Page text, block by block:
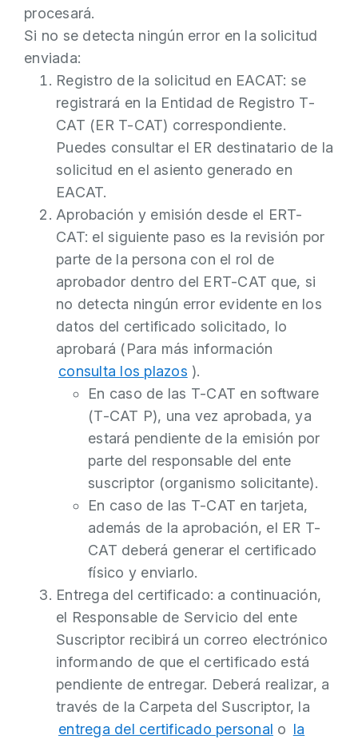
procesará.
Si no se detecta ningún error en la solicitud
enviada:
Registro de la solicitud en EACAT: se
registrará en la Entidad de Registro T-
CAT (ER T-CAT) correspondiente.
Puedes consultar el ER destinatario de la
solicitud en el asiento generado en
EACAT.
Aprobación y emisión desde el ERT-
CAT: el siguiente paso es la revisión por
parte de la persona con el rol de
aprobador dentro del ERT-CAT que, si
no detecta ningún error evidente en los
datos del certificado solicitado, lo
aprobará (Para más información
consulta los plazos ).
En caso de las T-CAT en software
(T-CAT P), una vez aprobada, ya
estará pendiente de la emisión por
parte del responsable del ente
suscriptor (organismo solicitante).
En caso de las T-CAT en tarjeta,
además de la aprobación, el ER T-
CAT deberá generar el certificado
físico y enviarlo.
Entrega del certificado: a continuación,
el Responsable de Servicio del ente
Suscriptor recibirá un correo electrónico
informando de que el certificado está
pendiente de entregar. Deberá realizar, a
través de la Carpeta del Suscriptor, la
entrega del certificado personal o la